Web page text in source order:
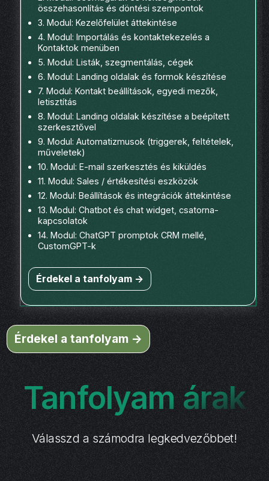
összehasonlítás és döntési szempontok
3. Modul: Kezelőfelület áttekintése
4. Modul: Importálás és kontaktekezelés a
Kontaktok menüben
5. Modul: Listák, szegmentálás, cégek
6. Modul: Landing oldalak és formok készítése
7. Modul: Kontakt beállítások, egyedi mezők,
letisztítás
8. Modul: Landing oldalak készítése a beépített
szerkesztővel
9. Modul: Automatizmusok (triggerek, feltételek,
műveletek)
10. Modul: E-mail szerkesztés és kiküldés
11. Modul: Sales / értékesítési eszközök
12. Modul: Beállítások és integrációk áttekintése
13. Modul: Chatbot és chat widget, csatorna-
kapcsolatok
14. Modul: ChatGPT promptok CRM mellé,
CustomGPT-k
Érdekel a tanfolyam ->
Érdekel a tanfolyam ->
Tanfolyam árak
Válasszd a számodra legkedvezőbbet!